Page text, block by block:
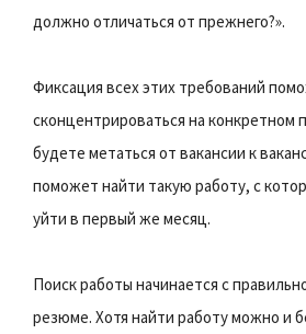
должно отличаться от прежнего?».
Фиксация всех этих требований
сконцентрироваться на конкретном
будете метаться от вакансии к
поможет найти такую работу, с
уйти в первый же месяц.
Поиск работы начинается с
резюме. Хотя найти работу можно и